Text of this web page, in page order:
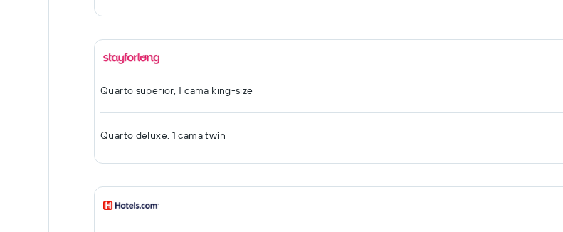
Quarto superior, 1 cama king-size
Quarto deluxe, 1 cama twin